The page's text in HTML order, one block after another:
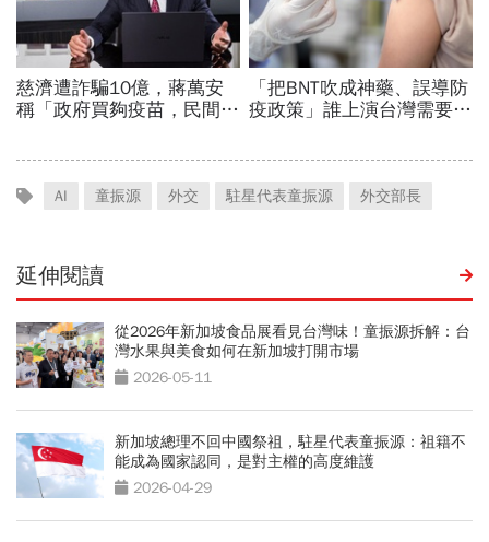
AI 童振源 外交 駐星代表童振源 外交部長
延伸閱讀
從2026年新加坡食品展看見台灣味！童振源拆解：台
灣水果與美食如何在新加坡打開市場
2026-05-11
新加坡總理不回中國祭祖，駐星代表童振源：祖籍不
能成為國家認同，是對主權的高度維護
2026-04-29